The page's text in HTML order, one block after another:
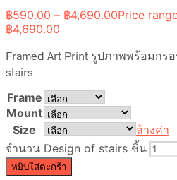
฿590.00 – ฿4,690.00Price
฿4,690.00
Framed Art Print รูปภาพพร้อมกร
stairs
Frame
Mount
Size
ล้างค่า
จำนวน Design of stairs ชิ้น
หยิบใส่ตะกร้า